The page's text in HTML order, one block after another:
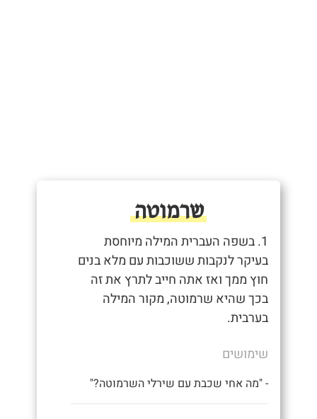
שרמוטה
1. בשפה העברית המילה מיוחסת
בעיקר לנקבות ששוכבות עם מלא בנים
חוץ ממך ואז אתה חייב לתרץ את זה
בכך שהיא שרמוטה, מקור המילה
בערבית.
שימושים
- "מה אחי שכבת עם שירלי השרמוטה?"